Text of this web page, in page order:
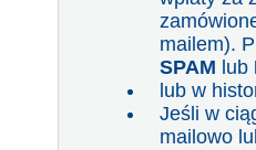
mailem).
SPAM lub
lub w
Jeśli w
mailowo